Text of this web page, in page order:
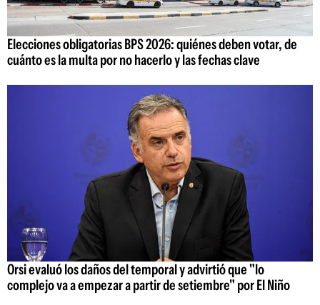
Elecciones obligatorias BPS 2026: quiénes deben votar, de
cuánto es la multa por no hacerlo y las fechas clave
Orsi evaluó los daños del temporal y advirtió que "lo
complejo va a empezar a partir de setiembre" por El Niño